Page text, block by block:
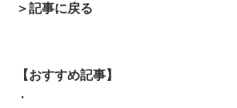
＞記事に戻る
【おすすめ記事】
・